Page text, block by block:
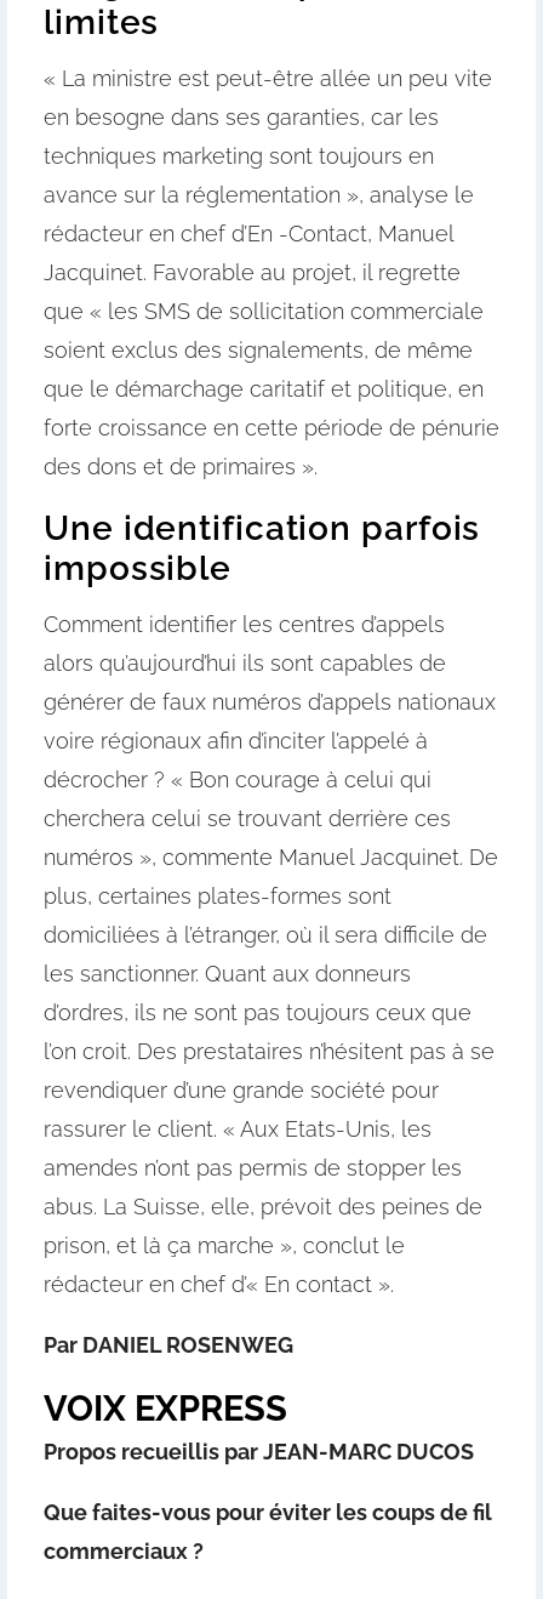
limites
« La ministre est peut-être allée un peu vite
en besogne dans ses garanties, car les
techniques marketing sont toujours en
avance sur la réglementation », analyse le
rédacteur en chef d’En -Contact, Manuel
Jacquinet. Favorable au projet, il regrette
que « les SMS de sollicitation commerciale
soient exclus des signalements, de même
que le démarchage caritatif et politique, en
forte croissance en cette période de pénurie
des dons et de primaires ».
Une identification parfois
impossible
Comment identifier les centres d’appels
alors qu’aujourd’hui ils sont capables de
générer de faux numéros d’appels nationaux
voire régionaux afin d’inciter l’appelé à
décrocher ? « Bon courage à celui qui
cherchera celui se trouvant derrière ces
numéros », commente Manuel Jacquinet. De
plus, certaines plates-formes sont
domiciliées à l’étranger, où il sera difficile de
les sanctionner. Quant aux donneurs
d’ordres, ils ne sont pas toujours ceux que
l’on croit. Des prestataires n’hésitent pas à se
revendiquer d’une grande société pour
rassurer le client. « Aux Etats-Unis, les
amendes n’ont pas permis de stopper les
abus. La Suisse, elle, prévoit des peines de
prison, et là ça marche », conclut le
rédacteur en chef d’« En contact ».
Par DANIEL ROSENWEG
VOIX EXPRESS
Propos recueillis par JEAN-MARC DUCOS
Que faites-vous pour éviter les coups de fil
commerciaux ?